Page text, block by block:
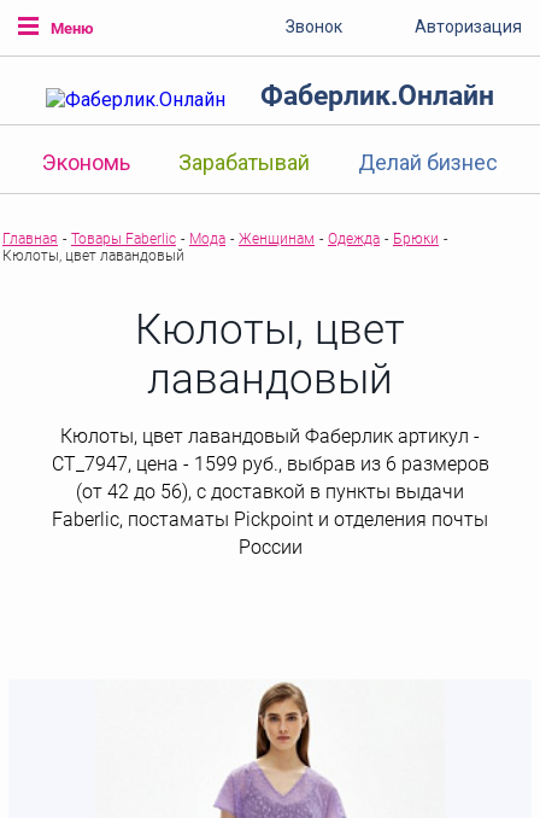
Меню Звонок Авторизация
Фаберлик.Онлайн
Экономь Зарабатывай Делай бизнес
Главная - Товары Faberlic - Мода - Женщинам - Одежда - Брюки -
Кюлоты, цвет лавандовый
Кюлоты, цвет
лавандовый
Кюлоты, цвет лавандовый Фаберлик артикул -
СТ_7947, цена - 1599 руб., выбрав из 6 размеров
(от 42 до 56), с доставкой в пункты выдачи
Faberlic, постаматы Рickpoint и отделения почты
России